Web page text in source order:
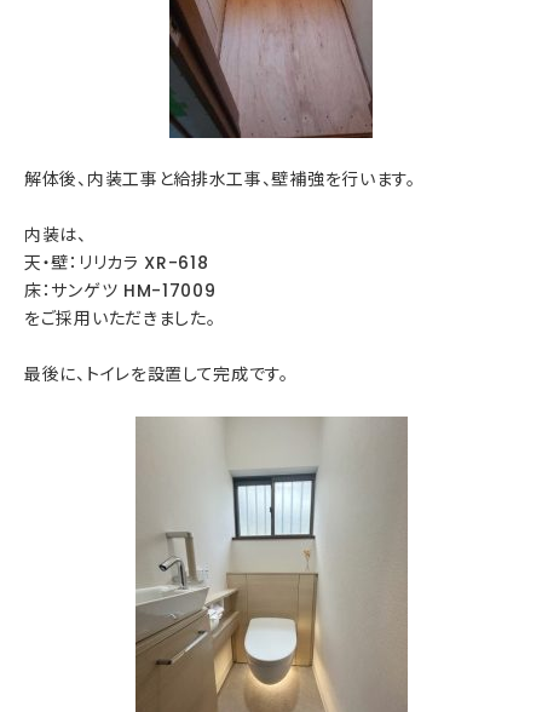
解体後、内装工事と給排水工事、壁補強を行います。
内装は、
天・壁：リリカラ XR-618
床：サンゲツ HM-17009
をご採用いただきました。
最後に、トイレを設置して完成です。